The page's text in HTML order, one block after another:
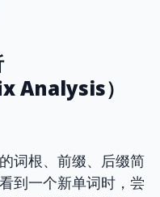
Analysis）
词根、前缀、后缀简
到一个新单词时，尝